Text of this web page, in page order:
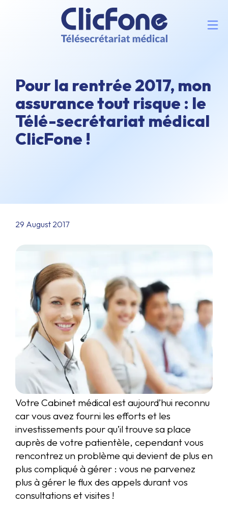
Pour la rentrée 2017, mon
assurance tout risque : le
Télé-secrétariat médical
ClicFone !
29 August 2017
Votre Cabinet médical est aujourd’hui reconnu
car vous avez fourni les efforts et les
investissements pour qu’il trouve sa place
auprès de votre patientèle, cependant vous
rencontrez un problème qui devient de plus en
plus compliqué à gérer : vous ne parvenez
plus à gérer le flux des appels durant vos
consultations et visites !